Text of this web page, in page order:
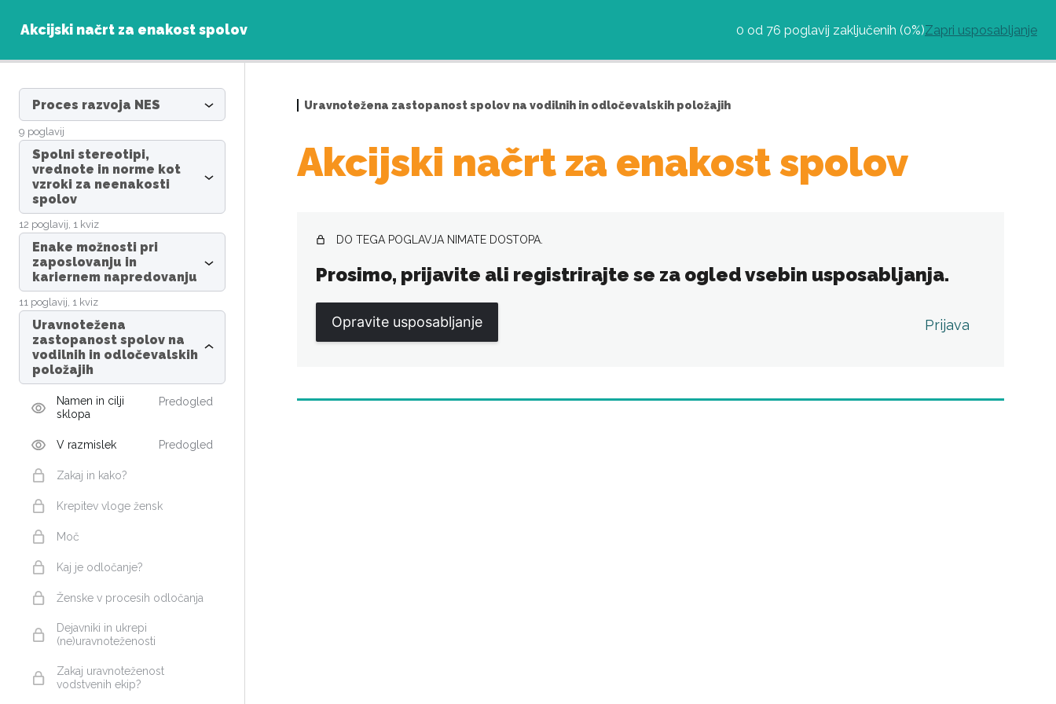
Akcijski načrt za enakost spolov 0 od 76 poglavij zaključenih (0%)Zapri usposabljanje
Proces razvoja NES
9 poglavij
Spolni stereotipi,
vrednote in norme kot
vzroki za neenakosti
spolov
12 poglavij, 1 kviz
Enake možnosti pri
zaposlovanju in
kariernem napredovanju
11 poglavij, 1 kviz
Uravnotežena
zastopanost spolov na
vodilnih in odločevalskih
položajih
Namen in cilji
sklopa
Predogled
V razmislek Predogled
Zakaj in kako?
Krepitev vloge žensk
Moč
Kaj je odločanje?
Ženske v procesih odločanja
Dejavniki in ukrepi
(ne)uravnoteženosti
Zakaj uravnoteženost
vodstvenih ekip?
Uravnotežena zastopanost spolov na vodilnih in odločevalskih položajih
Akcijski načrt za enakost spolov
DO TEGA POGLAVJA NIMATE DOSTOPA.
Prosimo, prijavite ali registrirajte se za ogled vsebin usposabljanja.
Opravite usposabljanje Prijava